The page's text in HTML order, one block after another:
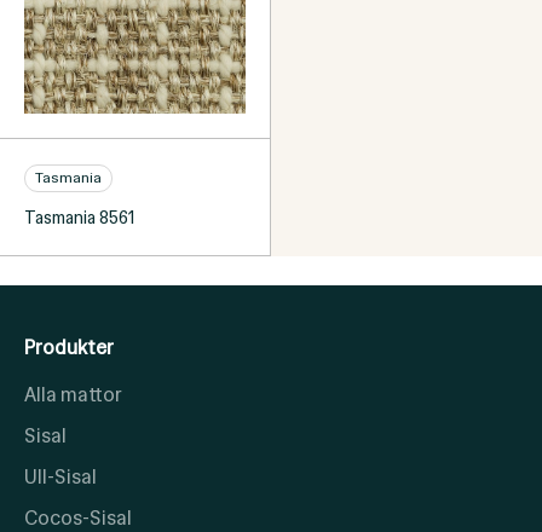
Tasmania
Tasmania 8561
Produkter
Alla mattor
Sisal
Ull-Sisal
Cocos-Sisal